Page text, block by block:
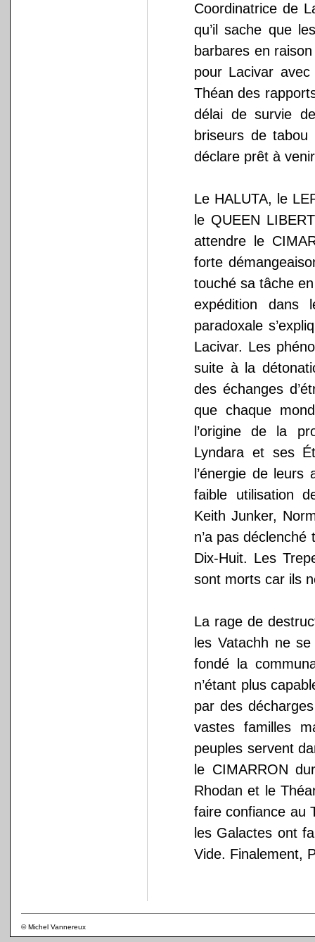
Coordinatrice de
qu’il sache que
barbares en
pour Lacivar avec
Théan des
délai de survie
briseurs de
déclare prêt à
Le HALUTA, le
le QUEEN
attendre le
forte
touché sa tâche
expédition dans
paradoxale
Lacivar. Les
suite à la
des échanges
que chaque
l’origine de la
Lyndara et ses
l’énergie de
faible utilisation
Keith Junker,
n’a pas
Dix-Huit. Les
sont morts car ils
La rage de
les Vatachh ne
fondé la
n’étant plus
par des
vastes familles
peuples servent
le CIMARRON
Rhodan et le
faire confiance au
les Galactes ont
Vide. Finalement,
© Michel Vannereux